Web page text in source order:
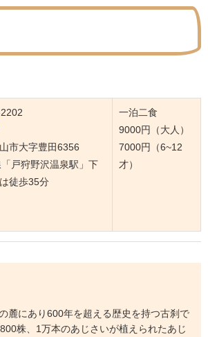
市大字豊田6356
戸狩野沢温泉駅」下
徒歩35分
一泊二食
9000円（大人）
7000円（6~12
才）
麓にあり600年を超える歴史を持つ古刹で
株、1万本のあじさいが植えられたあじ